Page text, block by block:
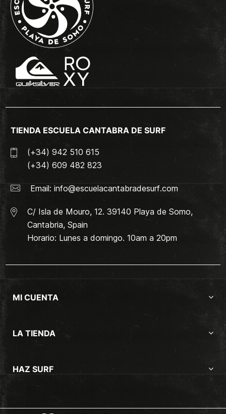
TIENDA ESCUELA CANTABRA DE SURF
(+34) 942 510 615
(+34) 609 482 823
Email: info@escuelacantabradesurf.com
C/ Isla de Mouro, 12. 39140 Playa de Somo,
Cantabria, Spain
Horario: Lunes a domingo. 10am a 20pm
MI CUENTA
LA TIENDA
HAZ SURF